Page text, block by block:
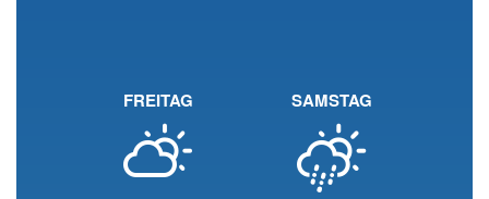
FREITAG SAMSTAG